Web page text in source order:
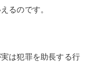
るのです。
は犯罪を助長する行